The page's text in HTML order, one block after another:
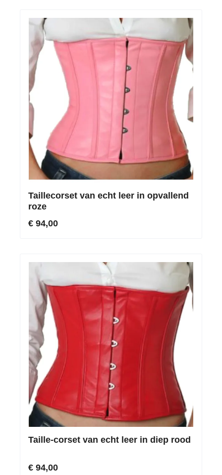
Taillecorset van echt leer in opvallend
roze
€ 94,00
Taille-corset van echt leer in diep rood
€ 94,00